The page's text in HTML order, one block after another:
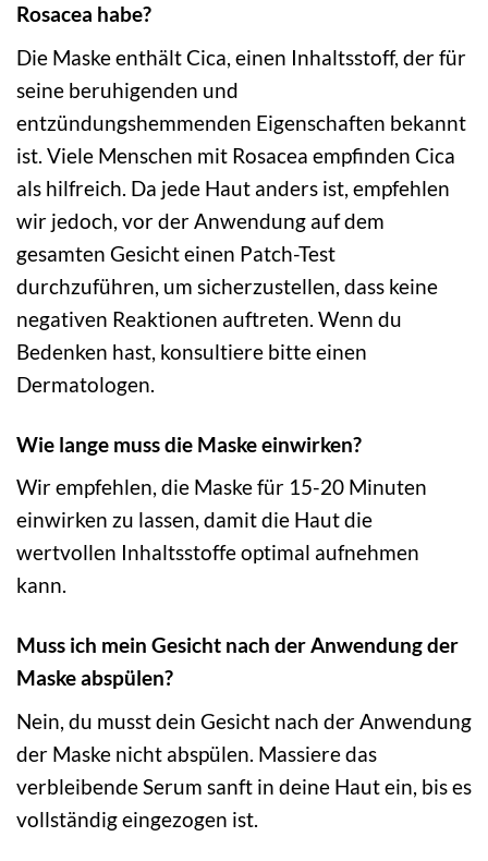
Rosacea habe?
Die Maske enthält Cica, einen Inhaltsstoff, der für
seine beruhigenden und
entzündungshemmenden Eigenschaften bekannt
ist. Viele Menschen mit Rosacea empfinden Cica
als hilfreich. Da jede Haut anders ist, empfehlen
wir jedoch, vor der Anwendung auf dem
gesamten Gesicht einen Patch-Test
durchzuführen, um sicherzustellen, dass keine
negativen Reaktionen auftreten. Wenn du
Bedenken hast, konsultiere bitte einen
Dermatologen.
Wie lange muss die Maske einwirken?
Wir empfehlen, die Maske für 15-20 Minuten
einwirken zu lassen, damit die Haut die
wertvollen Inhaltsstoffe optimal aufnehmen
kann.
Muss ich mein Gesicht nach der Anwendung der
Maske abspülen?
Nein, du musst dein Gesicht nach der Anwendung
der Maske nicht abspülen. Massiere das
verbleibende Serum sanft in deine Haut ein, bis es
vollständig eingezogen ist.